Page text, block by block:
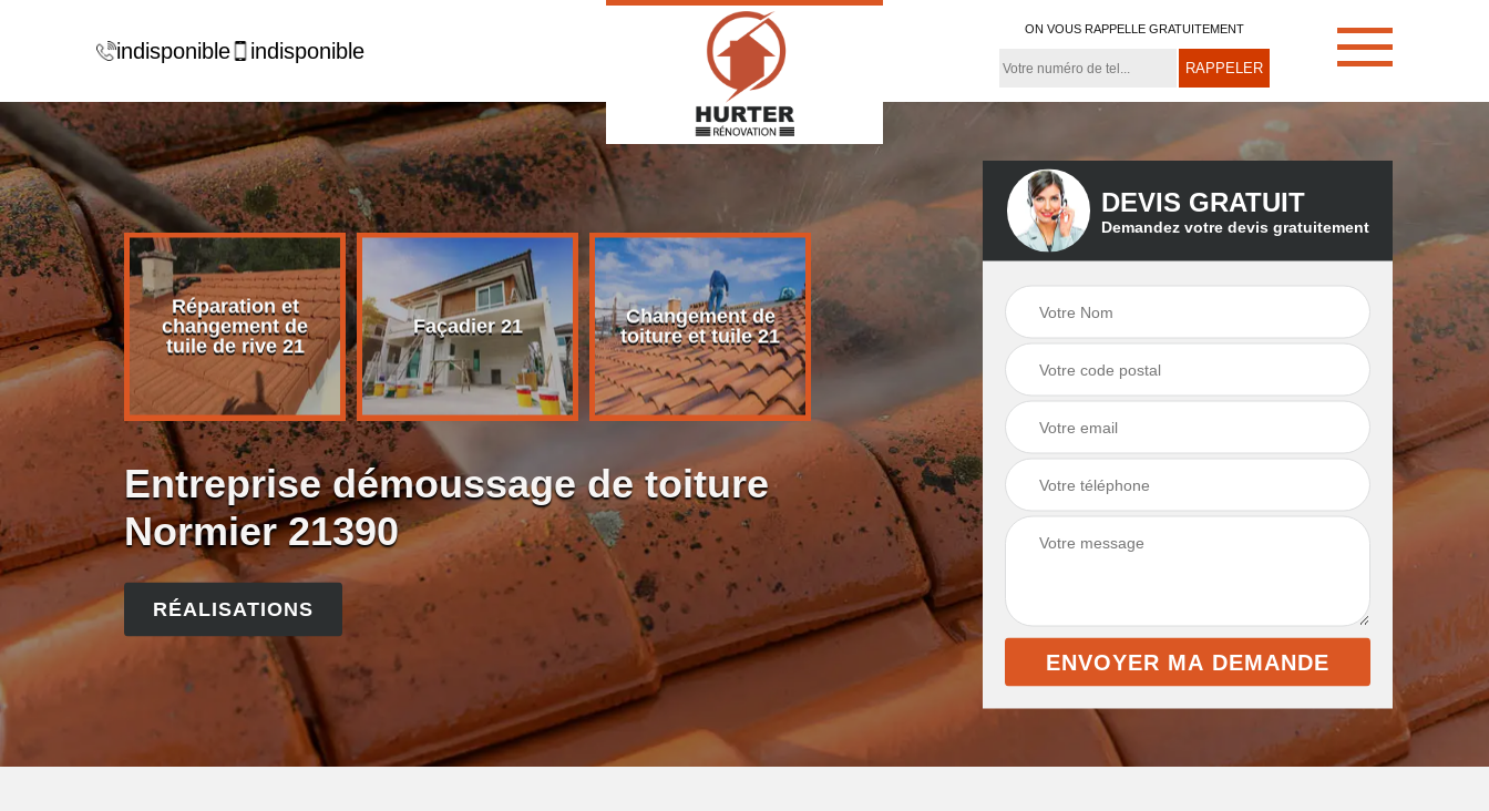
indisponible indisponible
ON VOUS RAPPELLE GRATUITEMENT
de
21
Réparation et
changement de
tuile de rive 21
Façadier 21
Changement de
toiture et tuile 21
Démoussage de
toiture 21
Couvreur zingueur
Entreprise démoussage de toiture
Normier 21390
RÉALISATIONS
DEVIS GRATUIT
Demandez votre devis gratuitement